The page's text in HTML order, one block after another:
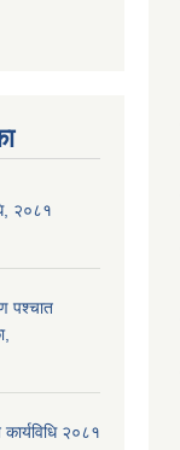
२०८१
पश्चात
२०८१